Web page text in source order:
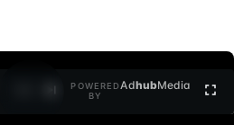
POWERED
BY
AdhubMedia